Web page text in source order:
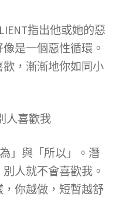
指出他或她的惡
是一個惡性循環。
，漸漸地你如同小
人喜歡我
」與「所以」。潛
人就不會喜歡我。
你越做，短暫越舒